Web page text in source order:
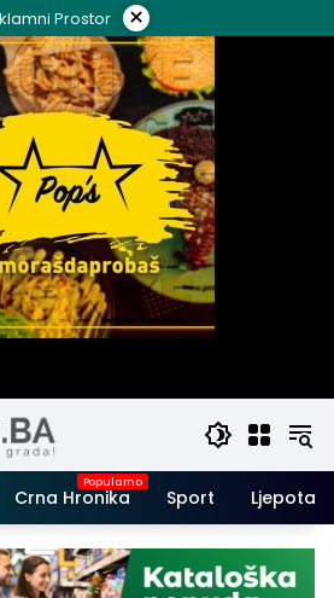
Prostor ×
Crna Hronika Sport Ljepota i